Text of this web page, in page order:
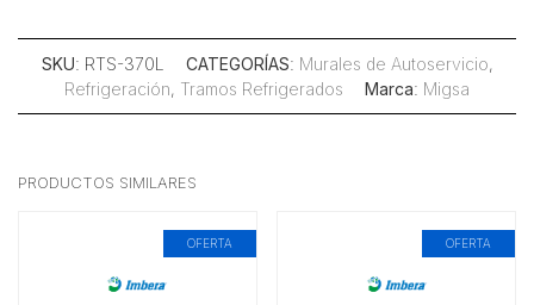
SKU: RTS-370L CATEGORÍAS: Murales de Autoservicio,
Refrigeración, Tramos Refrigerados Marca: Migsa
PRODUCTOS SIMILARES
OFERTA OFERTA